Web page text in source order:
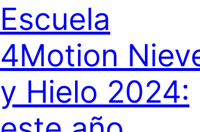
Escuela
4Motion
y Hielo 2024: